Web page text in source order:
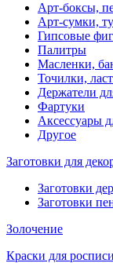
Арт-боксы,
Арт-сумки,
Гипсовые
Палитры
Масленки,
Точилки,
Держатели
Фартуки
Аксессуары
Другое
Заготовки для
Заготовки
Заготовки
Золочение
Краски для